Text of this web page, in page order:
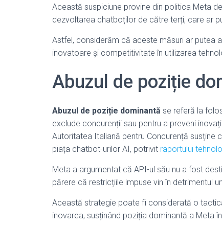
Această suspiciune provine din politica Meta
dezvoltarea chatboților de către terți, care ar
Astfel, considerăm că aceste măsuri ar putea
inovatoare și competitivitate în utilizarea
Abuzul de poziție
Abuzul de poziție dominantă se referă la
exclude concurenții sau pentru a preveni
Autoritatea Italiană pentru Concurență
piața chatbot-urilor AI, potrivit raportului
Meta a argumentat că API-ul său nu a fost
părere că restricțiile impuse vin în detrimentul
Această strategie poate fi considerată o
inovarea, susținând poziția dominantă a Meta